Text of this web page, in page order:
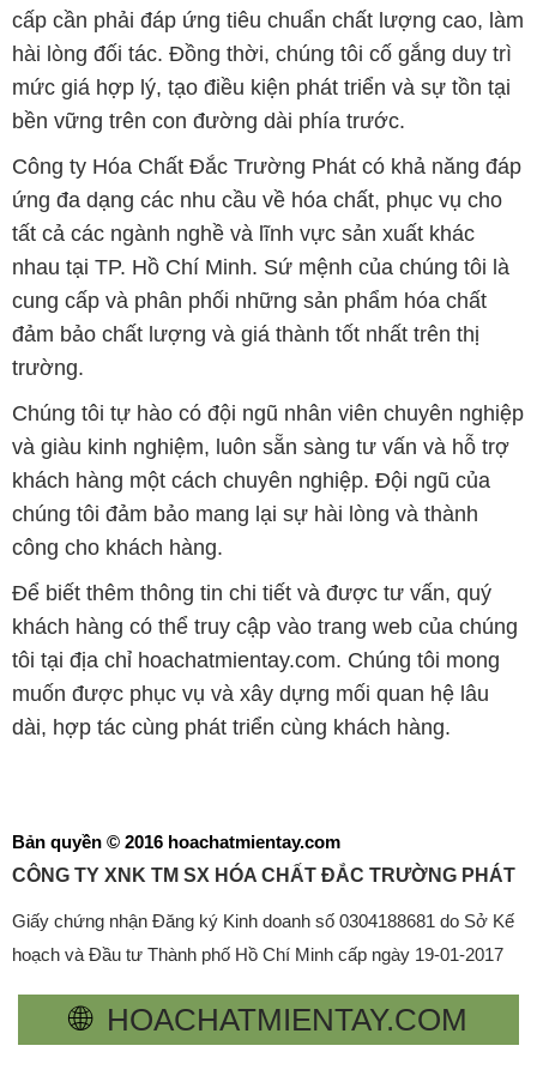
cấp cần phải đáp ứng tiêu chuẩn chất lượng cao, làm
hài lòng đối tác. Đồng thời, chúng tôi cố gắng duy trì
mức giá hợp lý, tạo điều kiện phát triển và sự tồn tại
bền vững trên con đường dài phía trước.
Công ty Hóa Chất Đắc Trường Phát có khả năng đáp
ứng đa dạng các nhu cầu về hóa chất, phục vụ cho
tất cả các ngành nghề và lĩnh vực sản xuất khác
nhau tại TP. Hồ Chí Minh. Sứ mệnh của chúng tôi là
cung cấp và phân phối những sản phẩm hóa chất
đảm bảo chất lượng và giá thành tốt nhất trên thị
trường.
Chúng tôi tự hào có đội ngũ nhân viên chuyên nghiệp
và giàu kinh nghiệm, luôn sẵn sàng tư vấn và hỗ trợ
khách hàng một cách chuyên nghiệp. Đội ngũ của
chúng tôi đảm bảo mang lại sự hài lòng và thành
công cho khách hàng.
Để biết thêm thông tin chi tiết và được tư vấn, quý
khách hàng có thể truy cập vào trang web của chúng
tôi tại địa chỉ hoachatmientay.com. Chúng tôi mong
muốn được phục vụ và xây dựng mối quan hệ lâu
dài, hợp tác cùng phát triển cùng khách hàng.
Bản quyền © 2016 hoachatmientay.com
CÔNG TY XNK TM SX HÓA CHẤT ĐẮC TRƯỜNG PHÁT
Giấy chứng nhận Đăng ký Kinh doanh số 0304188681 do Sở Kế
hoạch và Đầu tư Thành phố Hồ Chí Minh cấp ngày 19-01-2017
🌐 HOACHATMIENTAY.COM